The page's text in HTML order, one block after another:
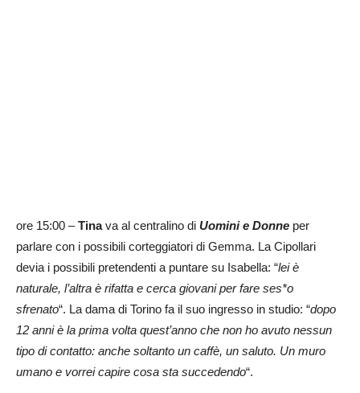
ore 15:00 –Tinava al centralino di Uomini e Donne per
parlare con i possibili corteggiatori di Gemma. La Cipollari
devia i possibili pretendenti a puntare su Isabella: “lei è
naturale, l’altra è rifatta e cerca giovani per fare ses*o
sfrenato“. La dama di Torino fa il suo ingresso in studio: “dopo
12 anni è la prima volta quest’anno che non ho avuto nessun
tipo di contatto: anche soltanto un caffè, un saluto. Un muro
umano e vorrei capire cosa sta succedendo“.